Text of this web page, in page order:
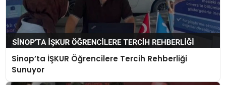
Sinop’ta İŞKUR Öğrencilere Tercih Rehberliği
Sunuyor